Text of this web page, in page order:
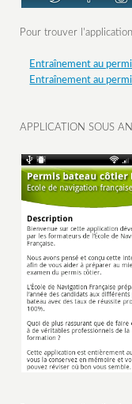
Pour trouver
Entraînement au
Entraînement au
APPLICATION SOUS